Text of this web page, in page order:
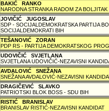
BAKIĆ RANKO
NARODNA STRANKA RADOM ZA BOLJITAK
JOVIČIĆ JUGOSLAV
SDP - SOCIJALDEMOKRATSKA PARTIJA
SOCIJALDEMOKRATI BIH
TEŠANOVIĆ ZORAN
PDP RS - PARTIJA DEMOKRATSKOG
UDOVIČIĆ SVJETLANA
SVJETLANA UDOVIČIĆ-NEZAVISNI
AVDALOVIĆ SNEŽANA
SNEŽANA AVDALOVIĆ-NEZAVISNI
DRAGIČEVIĆ SLAVKO
PATRIOTSKI BLOK BOSS - SDU BIH
RISTIĆ BRANISLAV
BRANISLAV RISTIĆ-NEZAVISNI KANDIDAT